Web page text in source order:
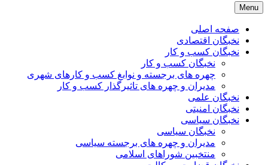
نخبگان تایمز/ کتاب نخبگان + پورتال رسمی کتاب نخبگان ایران –
ورزش ایران – کتاب نخبگان کسب و کار ایران – کتاب نخبگان ایران
Menu
صفحه اصلی
نخبگان اقتصادی
نخبگان کسب و کار
نخبگان کسب و کار
چهره های برجسته و نوابغ کسب و کارهای شهری
مدیران و چهره های تاثیرگذار کسب و کار
نخبگان علمی
نخبگان امنیتی
نخبگان سیاسی
نخبگان سیاسی
مدیران و چهره های برجسته سیاسی
منتخبین شوراهای اسلامی